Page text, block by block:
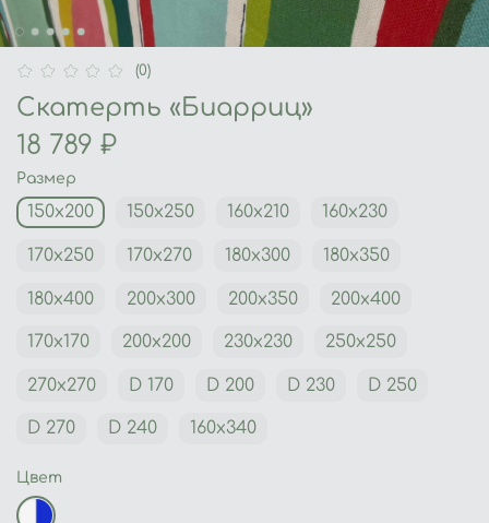
(0)
Скатерть «Биарриц»
18 789 ₽
Размер
150х200 150х250 160х210 160х230
170х250 170х270 180х300 180х350
180х400 200х300 200х350 200х400
170х170 200х200 230х230 250х250
270х270 D 170 D 200 D 230 D 250
D 270 D 240 160х340
Цвет